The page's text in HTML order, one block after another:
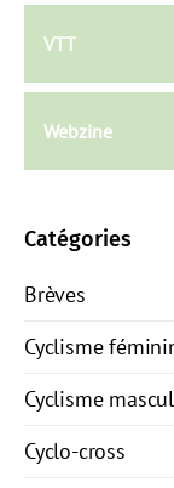
VTT
Webzine
Catégories
Brèves
Cyclisme
Cyclisme
Cyclo-cross